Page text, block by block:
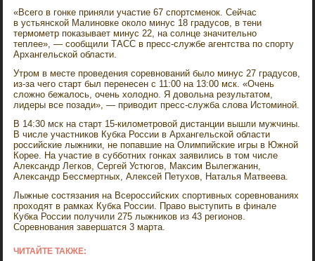
«Всего в гонке приняли участие 67 спортсменок. Сейчас
в устьянской Малиновке около минус 18 градусов, в тени
термометр показывает минус 22, на солнце значительно
теплее», — сообщили ТАСС в пресс-службе агентства по спорту
Архангельской области.
Утром в месте проведения соревнований было минус 27 градусов,
из-за чего старт был перенесен с 11:00 на 13:00 мск. «Очень
сложно бежалось, очень холодно. Я довольна результатом,
лидеры все позади», — приводит пресс-служба слова Истоминой.
В 14:30 мск на старт 15-километровой дистанции вышли мужчины.
В числе участников Кубка России в Архангельской области
российские лыжники, не попавшие на Олимпийские игры в Южной
Корее. На участие в субботних гонках заявились в том числе
Александр Легков, Сергей Устюгов, Максим Вылегжанин,
Александр Бессмертных, Алексей Петухов, Наталья Матвеева.
Лыжные состязания на Всероссийских спортивных соревнованиях
проходят в рамках Кубка России. Право выступить в финале
Кубка России получили 275 лыжников из 43 регионов.
Соревнования завершатся 3 марта.
ЧИТАЙТЕ ТАКЖЕ: